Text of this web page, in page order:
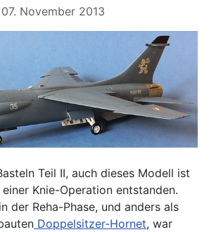
November 2013
Teil II, auch dieses Modell ist
Knie-Operation entstanden.
der Reha-Phase, und anders als
Doppelsitzer-Hornet, war